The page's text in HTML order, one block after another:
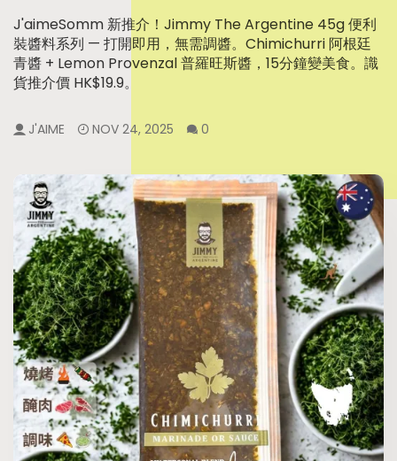
J'aimeSomm 新推介！Jimmy The Argentine 45g 便利
裝醬料系列 — 打開即用，無需調醬。Chimichurri 阿根廷
青醬 + Lemon Provenzal 普羅旺斯醬，15分鐘變美食。識
貨推介價 HK$19.9。
J'AIME NOV 24, 2025 0
J'AIME JUN 21, 2023 0
企露台定戶外，想燒就燒，HKTVmall 現已有售！
J'AIME MAY 27, 2026 0
J'AIME MAY 19, 2026 0
Foods 凍乾芝士，帶你體驗零負擔嘅高級戶外食光。即刻
去 HKTVmall 掃貨啦！
J'AIME MAY 14, 2026